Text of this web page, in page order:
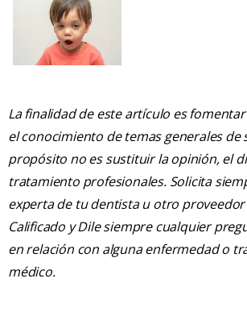
La finalidad de este artículo es
el conocimiento de temas generales de
propósito no es sustituir la opinión, el
tratamiento profesionales. Solicita
experta de tu dentista u otro
Calificado y Dile siempre cualquier
en relación con alguna enfermedad o
médico.